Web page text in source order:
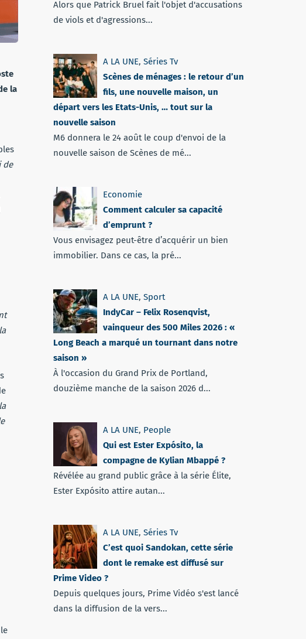
la
de
Alors que Patrick Bruel fait l'objet d'accusations
de viols et d'agressions...
A LA UNE, Séries Tv
Scènes de ménages : le retour d’un
fils, une nouvelle maison, un
départ vers les Etats-Unis, … tout sur la
nouvelle saison
M6 donnera le 24 août le coup d'envoi de la
nouvelle saison de Scènes de mé...
Economie
Comment calculer sa capacité
d’emprunt ?
Vous envisagez peut-être d’acquérir un bien
immobilier. Dans ce cas, la pré...
A LA UNE, Sport
IndyCar – Felix Rosenqvist,
vainqueur des 500 Miles 2026 : «
Long Beach a marqué un tournant dans notre
saison »
À l'occasion du Grand Prix de Portland,
douzième manche de la saison 2026 d...
A LA UNE, People
Qui est Ester Expósito, la
compagne de Kylian Mbappé ?
Révélée au grand public grâce à la série Élite,
Ester Expósito attire autan...
A LA UNE, Séries Tv
C’est quoi Sandokan, cette série
dont le remake est diffusé sur
Prime Video ?
Depuis quelques jours, Prime Vidéo s'est lancé
dans la diffusion de la vers...